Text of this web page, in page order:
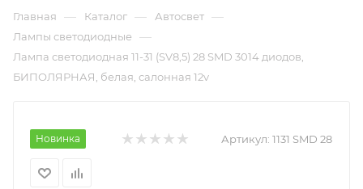
Главная — Каталог — Автосвет —
Лампы светодиодные —
Лампа светодиодная 11-31 (SV8,5) 28 SMD 3014 диодов,
БИПОЛЯРНАЯ, белая, салонная 12v
Новинка Артикул: 1131 SMD 28